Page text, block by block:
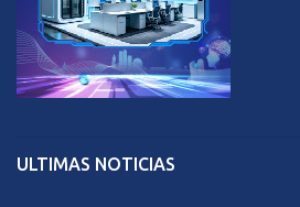
ULTIMAS NOTICIAS